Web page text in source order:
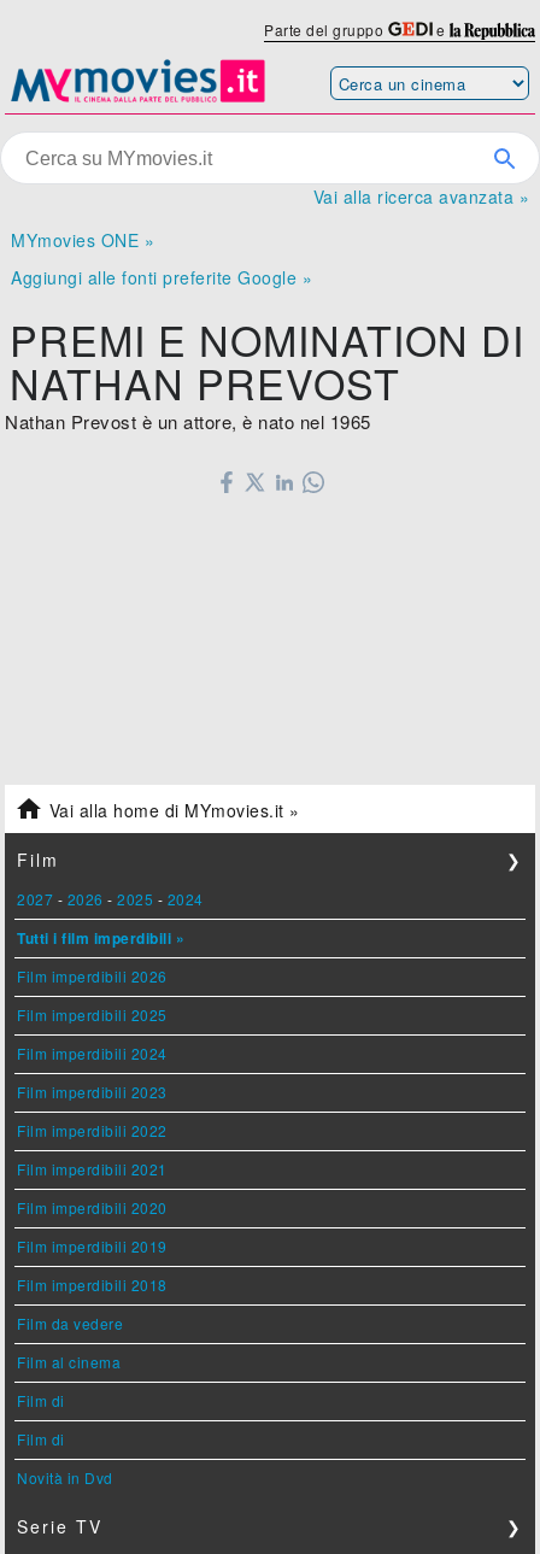
Parte del gruppo e
Vai alla ricerca avanzata »
MYmovies ONE »
Aggiungi alle fonti preferite Google »
PREMI E NOMINATION DI
NATHAN PREVOST
Nathan Prevost è un attore, è nato nel 1965
 Vai alla home di MYmovies.it »
Film ❯
2027 - 2026 -2025 - 2024
Tutti i film imperdibili »
Film imperdibili 2026
Film imperdibili 2025
Film imperdibili 2024
Film imperdibili 2023
Film imperdibili 2022
Film imperdibili 2021
Film imperdibili 2020
Film imperdibili 2019
Film imperdibili 2018
Film da vedere
Film al cinema
Film di
Film di
Novità in Dvd
Serie TV ❯